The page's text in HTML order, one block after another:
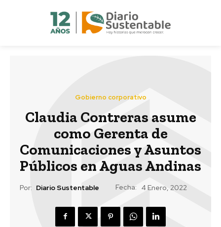
Gobierno corporativo
Claudia Contreras asume
como Gerenta de
Comunicaciones y Asuntos
Públicos en Aguas Andinas
Por: Diario Sustentable Fecha: 4 Enero, 2022